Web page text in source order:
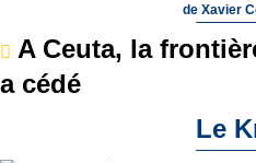
de Xavier
A Ceuta, la
a cédé
Le